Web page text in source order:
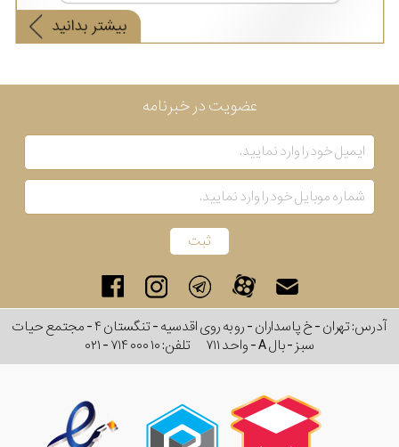
عضویت در خبرنامه
آدرس: تهران - خ پاسداران - رو به روی اقدسیه - تنگستان ۴ - مجتمع حیات
سبز - بال A - واحد ۷۱۱
تلفن:۰۲۱ - ۷۱۴ ۰۰۰ ۱۰